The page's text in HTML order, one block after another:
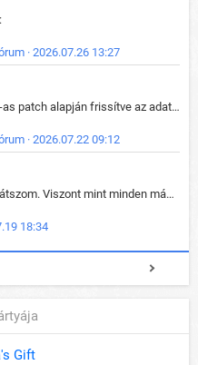
· 2026.07.26 13:27
Kártya változások a 36.0.3-as patch alapján frissítve az adatbázisban (képek is cserélve).
· 2026.07.22 09:12
Amióta bejött, csak ezzel játszom. Viszont mint minden más - akár az alapjáték is, ez is baromira összetett lett. Néha már pár kör után is esélytelen az egész. Vagy irreállisan túltápol valaki, vagy lelép a partner, vagy csak hülye mint a segg. És amikor eljönne az én időm, na akkor jön el mindenki másé is. Engem jobban érdekelne, hogy ki milyen ratingen szokott játszani. Na ez lenne egy érdekes adat.
18:34
Gift